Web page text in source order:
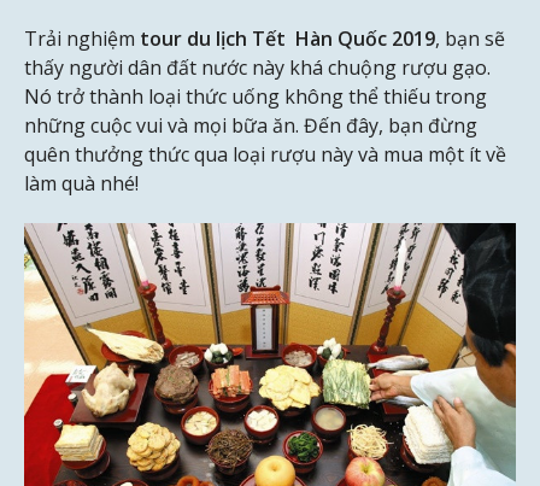
Trải nghiệm tour du lịch Tết Hàn Quốc 2019, bạn sẽ
thấy người dân đất nước này khá chuộng rượu gạo.
Nó trở thành loại thức uống không thể thiếu trong
những cuộc vui và mọi bữa ăn. Đến đây, bạn đừng
quên thưởng thức qua loại rượu này và mua một ít về
làm quà nhé!